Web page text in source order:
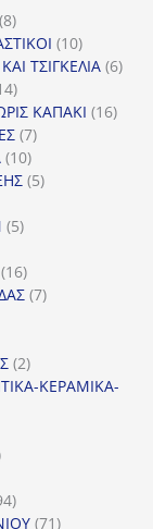
88
προϊόντα
1010
προϊόντα
ΤΣΙΓΚΕΛΙΑ 66
14
προϊόντα
ΚΑΠΑΚΙ 1616
77
1010
προϊόντα
55
55
1616
προϊόντα
77
22
προϊόντα
ΚΕΡΑΜΙΚΑ-
94
προϊόντα
7171